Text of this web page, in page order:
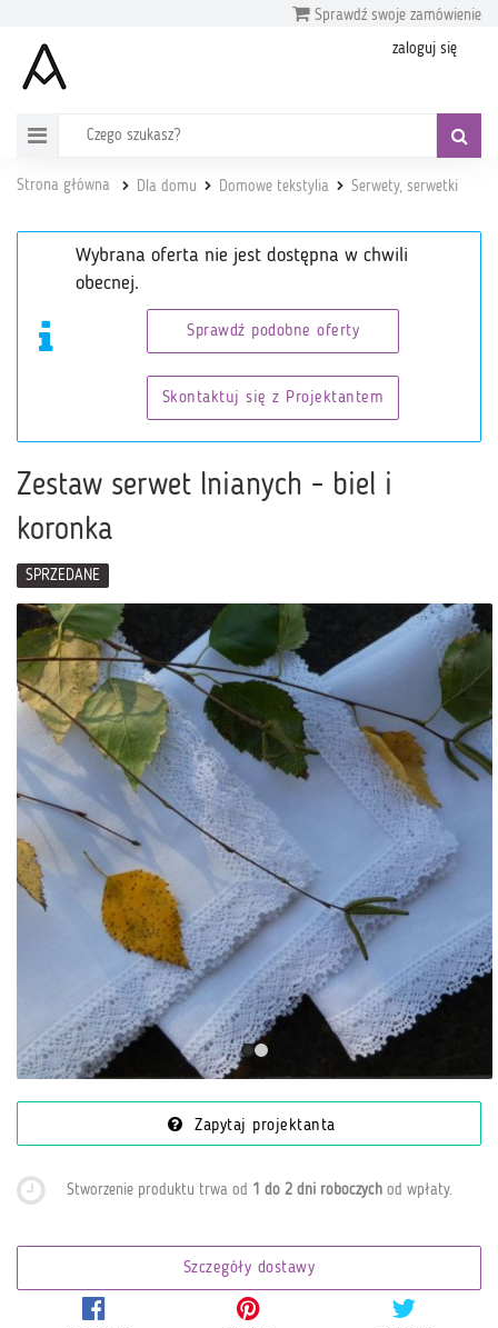
Sprawdź swoje zamówienie
zaloguj się
Strona główna Dla domu Domowe tekstylia Serwety, serwetki
Wybrana oferta nie jest dostępna w chwili
obecnej.
Sprawdź podobne oferty
Skontaktuj się z Projektantem
Zestaw serwet lnianych - biel i
koronka
SPRZEDANE
Zapytaj projektanta
Stworzenie produktu trwa od 1 do 2 dni roboczych od wpłaty.
Szczegóły dostawy